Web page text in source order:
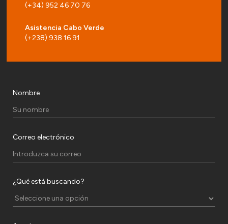
(+34) 952 46 70 76
Asistencia Cabo Verde
(+238) 938 16 91
Nombre
Correo electrónico
¿Qué está buscando?